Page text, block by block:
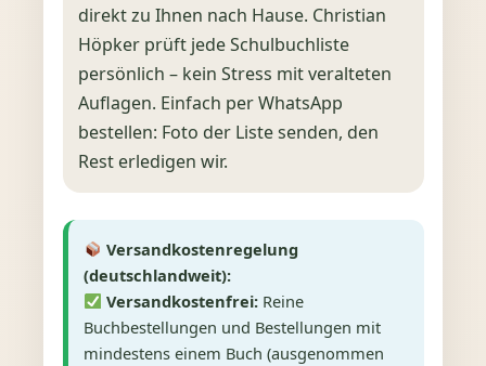
direkt zu Ihnen nach Hause. Christian
Höpker prüft jede Schulbuchliste
persönlich – kein Stress mit veralteten
Auflagen. Einfach per WhatsApp
bestellen: Foto der Liste senden, den
Rest erledigen wir.
Versandkostenregelung
(deutschlandweit):
Versandkostenfrei:Reine
Buchbestellungen und Bestellungen mit
mindestens einem Buch (ausgenommen